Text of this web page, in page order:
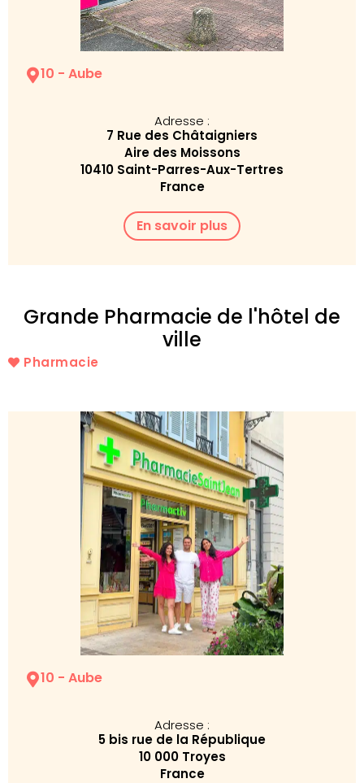
10 - Aube
Adresse :
7 Rue des Châtaigniers
Aire des Moissons
10410 Saint-Parres-Aux-Tertres
France
En savoir plus
Grande Pharmacie de l'hôtel de
ville
Pharmacie
10 - Aube
Adresse :
5 bis rue de la République
10 000 Troyes
France